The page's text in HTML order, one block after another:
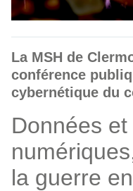
La MSH de
conférence
cybernétique du
Données
la guerre